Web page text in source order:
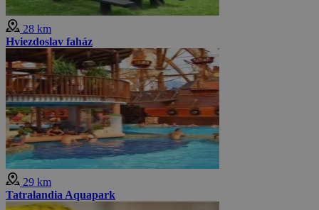
28 km
Hviezdoslav faház
29 km
Tatralandia Aquapark